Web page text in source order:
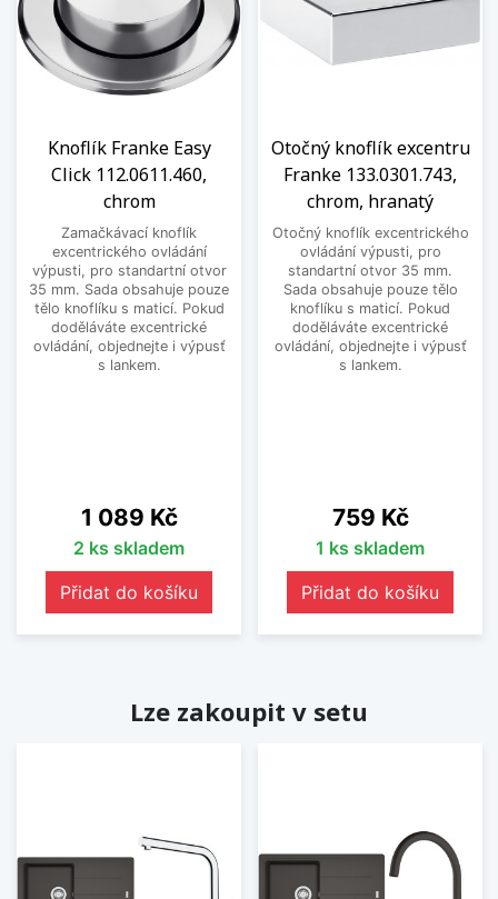
Knoflík Franke Easy
Click 112.0611.460,
chrom
Zamačkávací knoflík
excentrického ovládání
výpusti, pro standartní otvor
35 mm. Sada obsahuje pouze
tělo knoflíku s maticí. Pokud
doděláváte excentrické
ovládání, objednejte i výpusť
s lankem.
Cena
1 089 Kč
2 ks skladem
Přidat do košíku
Otočný knoflík excentru
Franke 133.0301.743,
chrom, hranatý
Otočný knoflík excentrického
ovládání výpusti, pro
standartní otvor 35 mm.
Sada obsahuje pouze tělo
knoflíku s maticí. Pokud
doděláváte excentrické
ovládání, objednejte i výpusť
s lankem.
Cena
759 Kč
1 ks skladem
Přidat do košíku
Lze zakoupit v setu